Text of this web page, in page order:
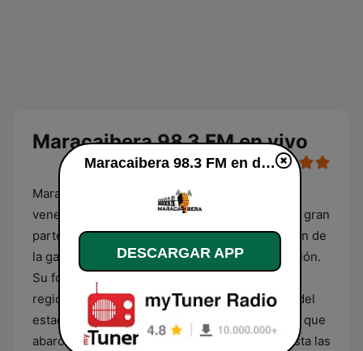
Maracaibera 98.3 FM en vivo
Maracaibera 98.3 FM es una estación de radio
venezolana con sede en Maracaibo que dedica gran
parte de su frecuencia a la promoción y difusión de
la gaita zuliana y la música tradicional de la región.
Su formato se caracteriza por un enfoque
regionalista que resalta los ritmos autóctonos del
estado Zulia, ofreciendo una selección musical que
abarca desde los clásicos del folclore local hasta las
Maracaibera 98.3 FM en directo
DESCARGAR APP